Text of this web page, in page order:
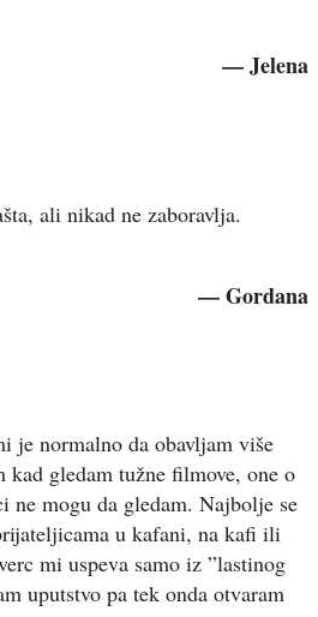
— Jelena
ali nikad ne zaboravlja.
— Gordana
je normalno da obavljam više
kad gledam tužne filmove, one o
ne mogu da gledam. Najbolje se
u kafani, na kafi ili
mi uspeva samo iz ”lastinog
uputstvo pa tek onda otvaram